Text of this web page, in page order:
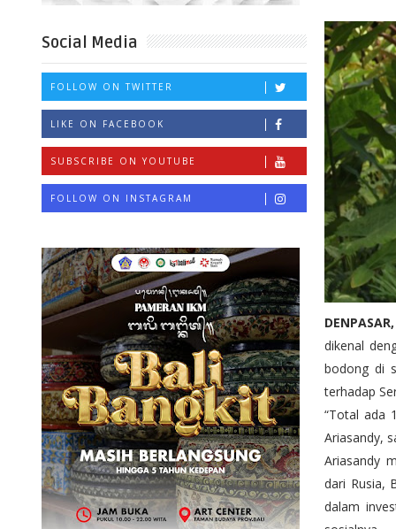
Social Media
FOLLOW ON TWITTER
LIKE ON FACEBOOK
SUBSCRIBE ON YOUTUBE
FOLLOW ON INSTAGRAM
DENPASAR,
dikenal
bodong di
terhadap
“Total ada
Ariasandy,
Ariasandy
dari Rusia,
dalam